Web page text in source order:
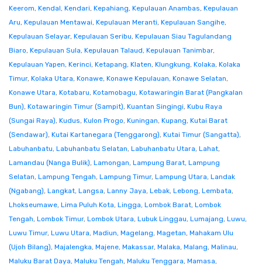
Keerom, Kendal, Kendari, Kepahiang, Kepulauan Anambas, Kepulauan
Aru, Kepulauan Mentawai, Kepulauan Meranti, Kepulauan Sangihe,
Kepulauan Selayar, Kepulauan Seribu, Kepulauan Siau Tagulandang
Biaro, Kepulauan Sula, Kepulauan Talaud, Kepulauan Tanimbar,
Kepulauan Yapen, Kerinci, Ketapang, Klaten, Klungkung, Kolaka, Kolaka
Timur, Kolaka Utara, Konawe, Konawe Kepulauan, Konawe Selatan,
Konawe Utara, Kotabaru, Kotamobagu, Kotawaringin Barat (Pangkalan
Bun), Kotawaringin Timur (Sampit), Kuantan Singingi, Kubu Raya
(Sungai Raya), Kudus, Kulon Progo, Kuningan, Kupang, Kutai Barat
(Sendawar), Kutai Kartanegara (Tenggarong), Kutai Timur (Sangatta),
Labuhanbatu, Labuhanbatu Selatan, Labuhanbatu Utara, Lahat,
Lamandau (Nanga Bulik), Lamongan, Lampung Barat, Lampung
Selatan, Lampung Tengah, Lampung Timur, Lampung Utara, Landak
(Ngabang), Langkat, Langsa, Lanny Jaya, Lebak, Lebong, Lembata,
Lhokseumawe, Lima Puluh Kota, Lingga, Lombok Barat, Lombok
Tengah, Lombok Timur, Lombok Utara, Lubuk Linggau, Lumajang, Luwu,
Luwu Timur, Luwu Utara, Madiun, Magelang, Magetan, Mahakam Ulu
(Ujoh Bilang), Majalengka, Majene, Makassar, Malaka, Malang, Malinau,
Maluku Barat Daya, Maluku Tengah, Maluku Tenggara, Mamasa,